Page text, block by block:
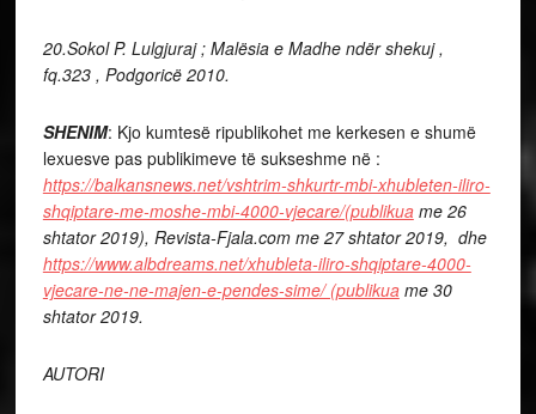
20.Sokol P. Lulgjuraj ; Malësia e Madhe ndër shekuj ,
fq.323 , Podgoricë 2010.
SHENIM: Kjo kumtesë ripublikohet me kerkesen e shumë
lexuesve pas publikimeve të sukseshme në :
https://balkansnews.net/vshtrim-shkurtr-mbi-xhubleten-iliro-
shqiptare-me-moshe-mbi-4000-vjecare/(publikuame 26
shtator 2019), Revista-Fjala.com me 27 shtator 2019, dhe
https://www.albdreams.net/xhubleta-iliro-shqiptare-4000-
vjecare-ne-ne-majen-e-pendes-sime/ (publikuame 30
shtator 2019.
AUTORI